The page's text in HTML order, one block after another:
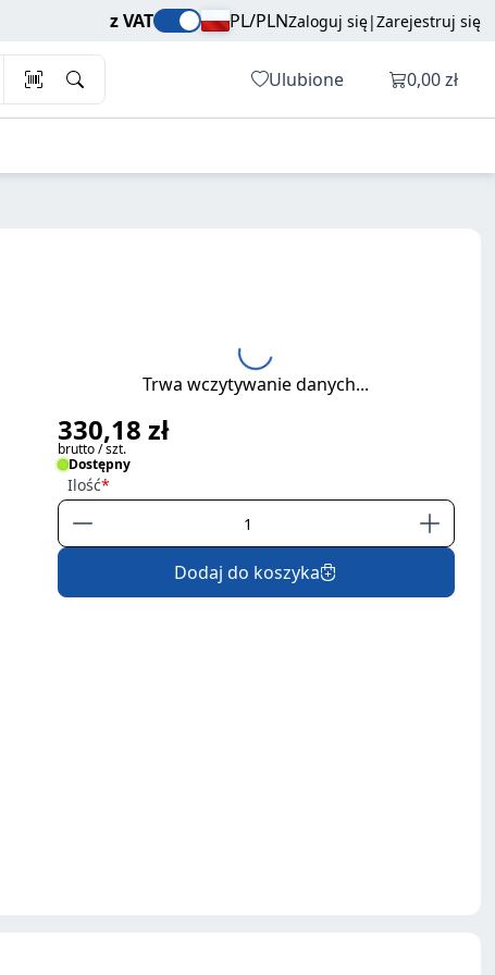
z VAT PL/PLNZaloguj się|Zarejestruj się
Ulubione Otwórz
0,00 zł
brutto / szt. Dodaj do koszyka
Trwa wczytywanie danych...
330,18 zł
brutto / szt.
Dostępny
Ilość
Dodaj do koszyka